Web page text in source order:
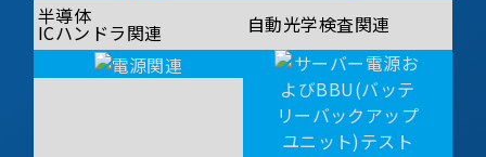
半導体
ICハンドラ関連 自動光学検査関連